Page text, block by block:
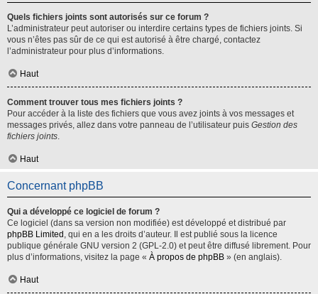
Quels fichiers joints sont autorisés sur ce forum ?
L’administrateur peut autoriser ou interdire certains types de fichiers joints. Si
vous n’êtes pas sûr de ce qui est autorisé à être chargé, contactez
l’administrateur pour plus d’informations.
Haut
Comment trouver tous mes fichiers joints ?
Pour accéder à la liste des fichiers que vous avez joints à vos messages et
messages privés, allez dans votre panneau de l’utilisateur puis Gestion des
fichiers joints.
Haut
Concernant phpBB
Qui a développé ce logiciel de forum ?
Ce logiciel (dans sa version non modifiée) est développé et distribué par
phpBB Limited , qui en a les droits d’auteur. Il est publié sous la licence
publique générale GNU version 2 (GPL-2.0) et peut être diffusé librement. Pour
plus d’informations, visitez la page « À propos de phpBB » (en anglais).
Haut